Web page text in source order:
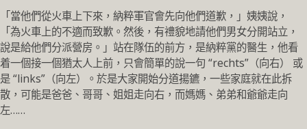
「當他們從火車上下來，納粹軍官會先向他們道歉，」姨姨說，
「為火車上的不適而致歉。然後，有禮貌地請他們男女分開站立，
說是給他們分派營房。」站在隊伍的前方，是納粹黨的醫生，他看
着一個接一個猶太人上前，只會簡單的說一句 “rechts”（向右） 或
是 “links”（向左）。於是大家開始分道揚鑣，一些家庭就在此拆
散，可能是爸爸、哥哥、姐姐走向右，而媽媽、弟弟和爺爺走向
左……